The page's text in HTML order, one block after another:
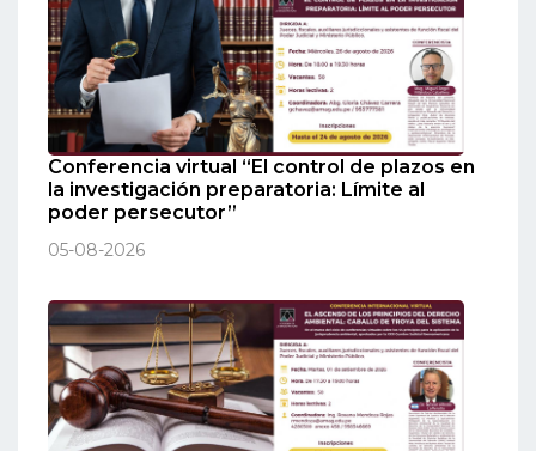
Conferencia virtual “El control de plazos en
la investigación preparatoria: Límite al
poder persecutor”
05-08-2026